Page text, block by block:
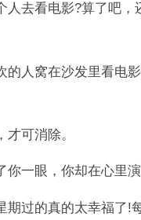
人去看电影?算了吧，
的人窝在沙发里看电
才可消除。
你一眼，你却在心里演
期过的真的太幸福了!